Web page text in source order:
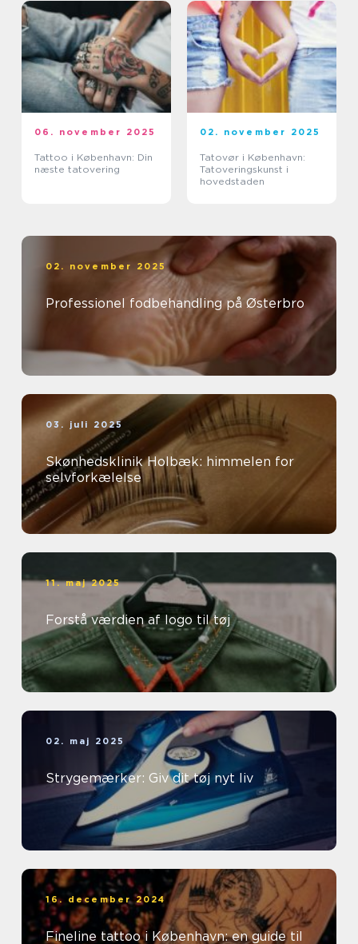
06. november 2025
Tattoo i København: Din
næste tatovering
02. november 2025
Tatovør i København:
Tatoveringskunst i
hovedstaden
02. november 2025
Professionel fodbehandling på Østerbro
03. juli 2025
Skønhedsklinik Holbæk: himmelen for
selvforkælelse
11. maj 2025
Forstå værdien af logo til tøj
02. maj 2025
Strygemærker: Giv dit tøj nyt liv
16. december 2024
Fineline tattoo i København: en guide til